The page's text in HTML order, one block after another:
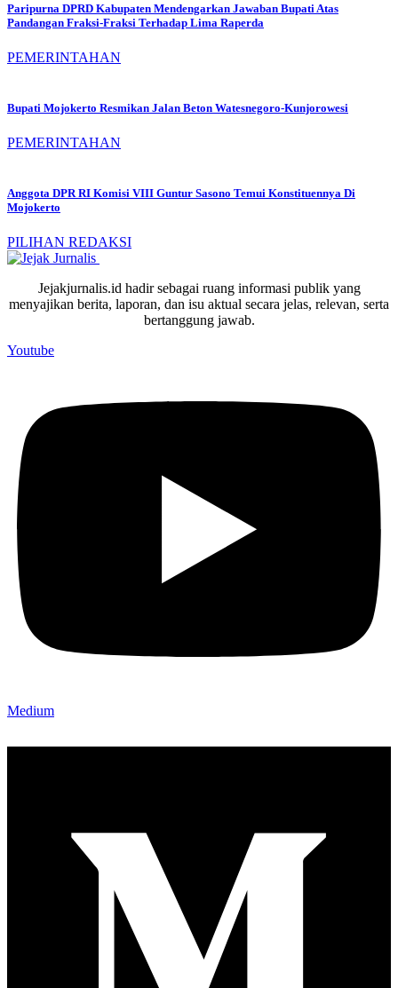
Paripurna DPRD Kabupaten Mendengarkan Jawaban Bupati Atas
Pandangan Fraksi-Fraksi Terhadap Lima Raperda
PEMERINTAHAN
Bupati Mojokerto Resmikan Jalan Beton Watesnegoro-Kunjorowesi
PEMERINTAHAN
Anggota DPR RI Komisi VIII Guntur Sasono Temui Konstituennya Di
Mojokerto
PILIHAN REDAKSI
Jejakjurnalis.id hadir sebagai ruang informasi publik yang
menyajikan berita, laporan, dan isu aktual secara jelas, relevan, serta
bertanggung jawab.
Youtube
Medium